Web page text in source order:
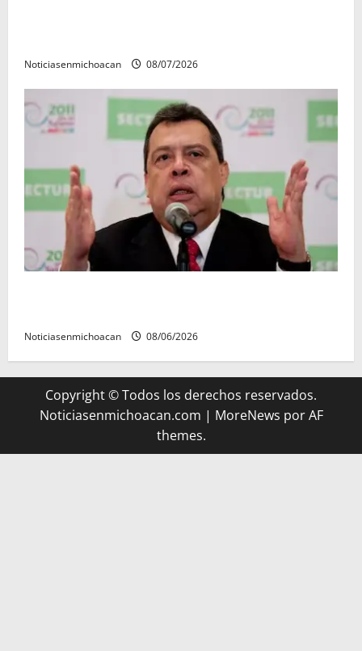
Noticiasenmichoacan 08/07/2026
Noticiasenmichoacan 08/06/2026
Copyright © Todos los derechos reservados.
Noticiasenmichoacan.com | MoreNews por AF
themes.